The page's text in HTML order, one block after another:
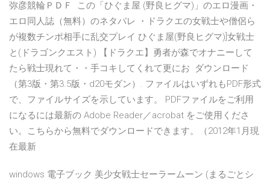
弥彦競輪ＰＤＦ この「ひぐま屋 (野良ヒグマ)」のエロ漫画・
エロ同人誌（無料）のネタバレ ・ドラクエの女戦士や僧侶ら
が複数チンポ相手に乱交プレイ ひぐま屋(野良ヒグマ)]女戦士
と(ドラゴンクエスト) 【ドラクエ】勇者が森でオナニーして
たら戦士現れて・・手コキしてくれて更にお ダウンロード
（第3版・第3.5版・d20モダン）. ファイルはいずれもPDF形式
で、ファイルサイズを示しています。 PDFファイルをご利用
になるには最新の Adobe Reader／acrobat をご使用くださ
い。こちらから無料でダウンロードできます。（2012年1月現
在最新
windows 電子ブック 美少女戦士セーラームーン (まるごとシ